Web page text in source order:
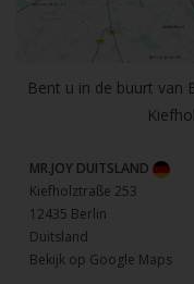
Bent u in de buurt van
MR.JOY DUITSLAND
Kiefholztraße 253
12435 Berlin
Duitsland
Bekijk op Google Maps